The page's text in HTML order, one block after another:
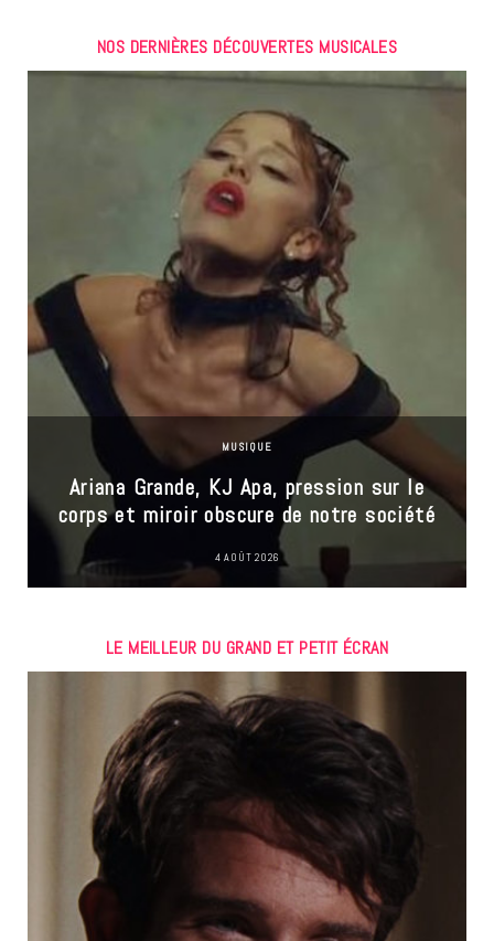
NOS DERNIÈRES DÉCOUVERTES MUSICALES
MUSIQUE
Ariana Grande, KJ Apa, pression sur le
corps et miroir obscure de notre société
4 AOÛT 2026
LE MEILLEUR DU GRAND ET PETIT ÉCRAN